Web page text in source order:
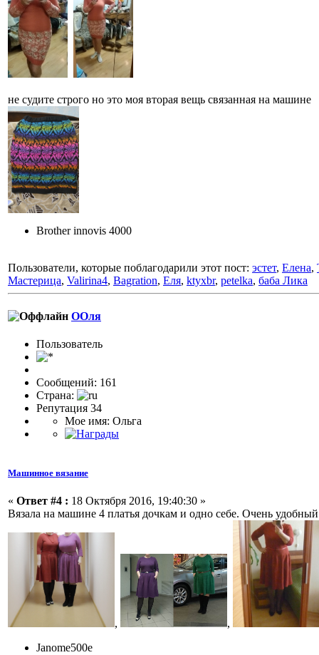
не судите строго но это моя вторая вещь связанная на машине
Brother innovis 4000
Пользователи, которые поблагодарили этот пост: эстет, Елена,
Мастерица, Valirina4, Bagration, Еля, ktyxbr, petelka, баба Лика
ООля
Пользовaтeль
Сообщений: 161
Страна:
Репутация 34
Мое имя: Ольга
Машинное вязание
« Ответ #4 : 18 Октября 2016, 19:40:30 »
Вязала на машине 4 платья дочкам и одно себе. Очень
,
,
Janome500e